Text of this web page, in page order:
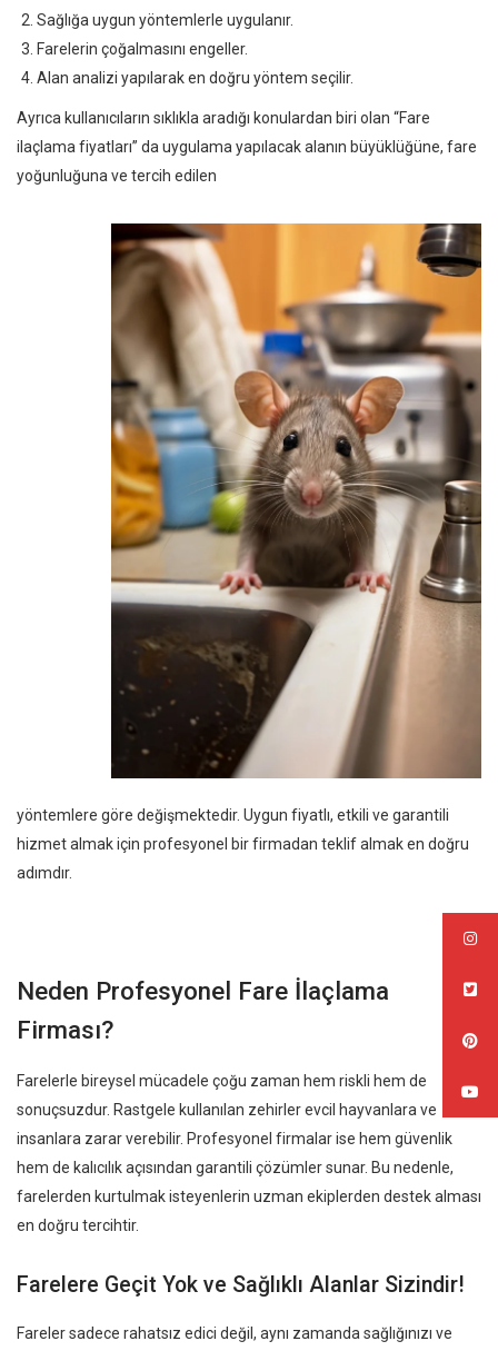
Sağlığa uygun yöntemlerle uygulanır.
Farelerin çoğalmasını engeller.
Alan analizi yapılarak en doğru yöntem seçilir.
Ayrıca kullanıcıların sıklıkla aradığı konulardan biri olan “Fare
ilaçlama fiyatları” da uygulama yapılacak alanın büyüklüğüne, fare
yoğunluğuna ve tercih edilen
yöntemlere göre değişmektedir. Uygun fiyatlı, etkili ve garantili
hizmet almak için profesyonel bir firmadan teklif almak en doğru
adımdır.
Neden Profesyonel Fare İlaçlama
Firması?
Farelerle bireysel mücadele çoğu zaman hem riskli hem de
sonuçsuzdur. Rastgele kullanılan zehirler evcil hayvanlara ve
insanlara zarar verebilir. Profesyonel firmalar ise hem güvenlik
hem de kalıcılık açısından garantili çözümler sunar. Bu nedenle,
farelerden kurtulmak isteyenlerin uzman ekiplerden destek alması
en doğru tercihtir.
Farelere Geçit Yok ve Sağlıklı Alanlar Sizindir!
Fareler sadece rahatsız edici değil, aynı zamanda sağlığınızı ve